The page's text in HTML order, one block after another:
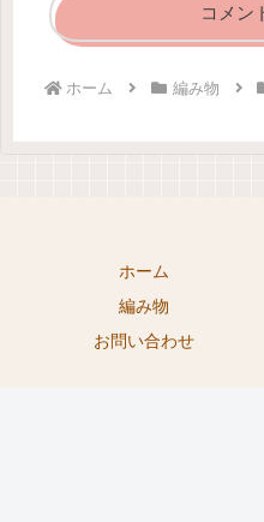
コメン
ホーム 編み物
ホーム
編み物
お問い合わせ